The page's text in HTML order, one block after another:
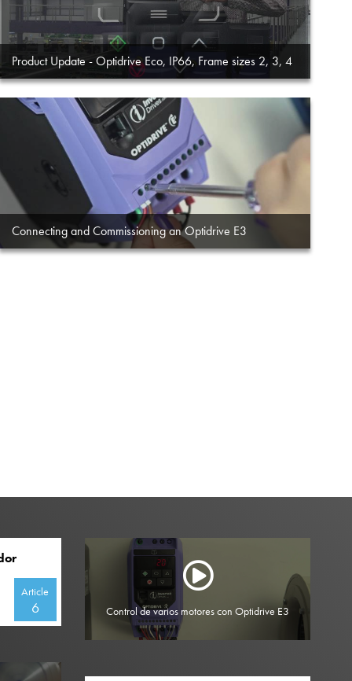
Product Update - Optidrive Eco, IP66, Frame sizes 2, 3, 4
Connecting and Commissioning an Optidrive E3
Article
6 Control de varios motores con Optidrive E3